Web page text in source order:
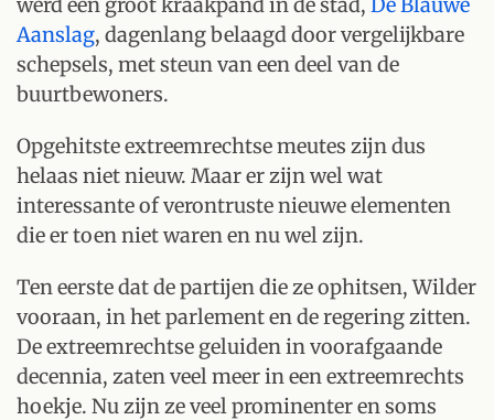
Aanslag, dagenlang belaagd door vergelijkbare
schepsels, met steun van een deel van de
buurtbewoners.
Opgehitste extreemrechtse meutes zijn dus
helaas niet nieuw. Maar er zijn wel wat
interessante of verontruste nieuwe elementen
die er toen niet waren en nu wel zijn.
Ten eerste dat de partijen die ze ophitsen, Wilder
vooraan, in het parlement en de regering zitten.
De extreemrechtse geluiden in voorafgaande
decennia, zaten veel meer in een extreemrechts
hoekje. Nu zijn ze veel prominenter en soms